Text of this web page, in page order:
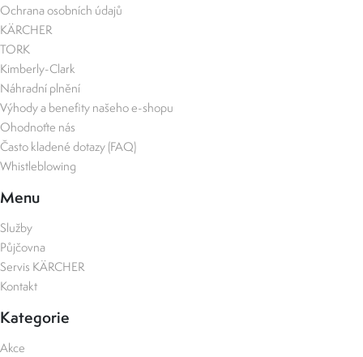
Ochrana osobních údajů
KÄRCHER
TORK
Kimberly-Clark
Náhradní plnění
Výhody a benefity našeho e-shopu
Ohodnoťte nás
Často kladené dotazy (FAQ)
Whistleblowing
Menu
Služby
Půjčovna
Servis KÄRCHER
Kontakt
Kategorie
Akce